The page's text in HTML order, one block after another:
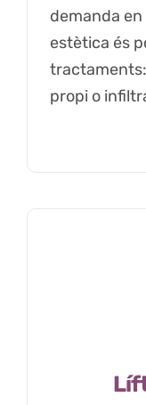
demanda
estètica és
propi o